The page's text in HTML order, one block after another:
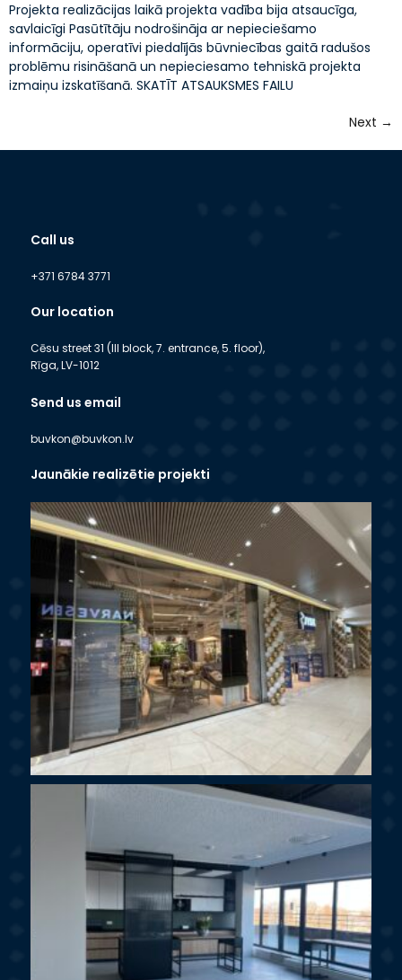
Projekta realizācijas laikā projekta vadība bija atsaucīga,
savlaicīgi Pasūtītāju nodrošināja ar nepieciešamo
informāciju, operatīvi piedalījās būvniecības gaitā radušos
problēmu risināšanā un nepieciesamo tehniskā projekta
izmaiņu izskatīšanā. SKATĪT ATSAUKSMES FAILU
Next →
Call us
+371 6784 3771
Our location
Cēsu street 31 (III block, 7. entrance, 5. floor),
Rīga, LV-1012
Send us email
buvkon@buvkon.lv
Jaunākie realizētie projekti